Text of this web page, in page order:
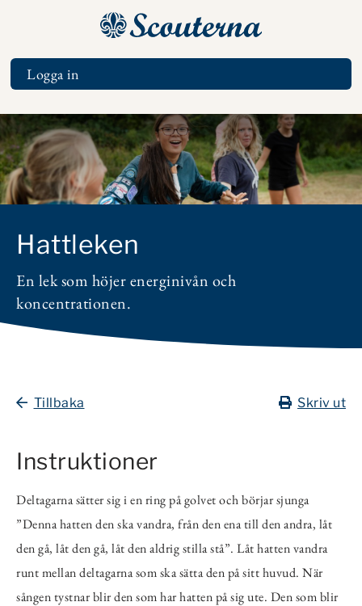
till
huvudinnehåll
Tools
Logga in
Hattleken
En lek som höjer energinivån och
koncentrationen.
Tillbaka Skriv ut
Instruktioner
Deltagarna sätter sig i en ring på golvet och börjar sjunga
”Denna hatten den ska vandra, från den ena till den andra, låt
den gå, låt den gå, låt den aldrig stilla stå”. Låt hatten vandra
runt mellan deltagarna som ska sätta den på sitt huvud. När
sången tystnar blir den som har hatten på sig ute. Den som blir